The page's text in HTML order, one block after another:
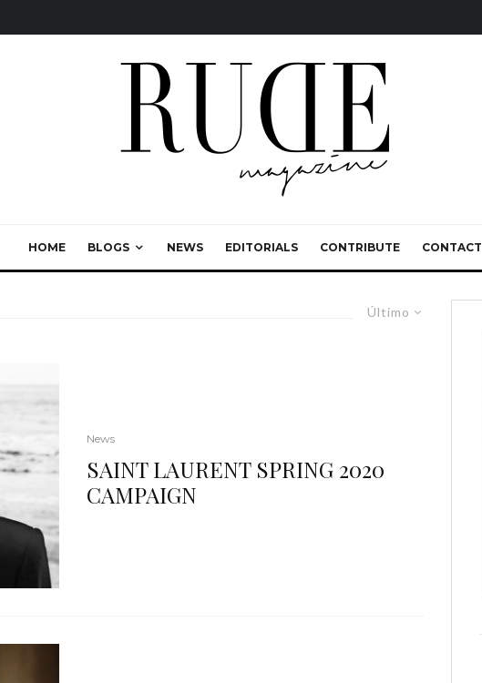
HOME BLOGS NEWS EDITORIALS CONTRIBUTE CONTACT
Último
News
SAINT LAURENT SPRING 2020
CAMPAIGN